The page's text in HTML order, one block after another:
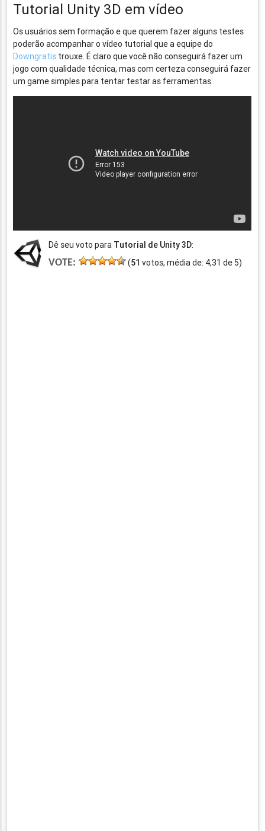
Tutorial Unity 3D em vídeo
Os usuários sem formação e que querem fazer alguns testes
poderão acompanhar o vídeo tutorial que a equipe do
Downgratis trouxe. É claro que você não conseguirá fazer um
jogo com qualidade técnica, mas com certeza conseguirá fazer
um game simples para tentar testar as ferramentas.
Dê seu voto para Tutorial de Unity 3D:
VOTE: (51 votos, média de: 4,31 de 5)